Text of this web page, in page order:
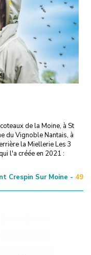
de la Moine, à St
du Vignoble Nantais, à
la Miellerie Les 3
l'a créée en 2021 :
Crespin Sur Moine - 49